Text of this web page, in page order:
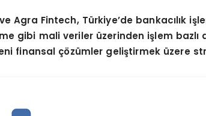
Agra Fintech, Türkiye’de bankacılık
gibi mali veriler üzerinden işlem
finansal çözümler geliştirmek üzere